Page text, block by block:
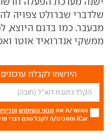
שלדברי שברולט צפויה
ממשקי אנדרואיד אוטו
הירשמו לקבלת
מאשר/ת את תנאי השימוש
iCar ומסכים/ה לקבל מכם דברי פרסום.